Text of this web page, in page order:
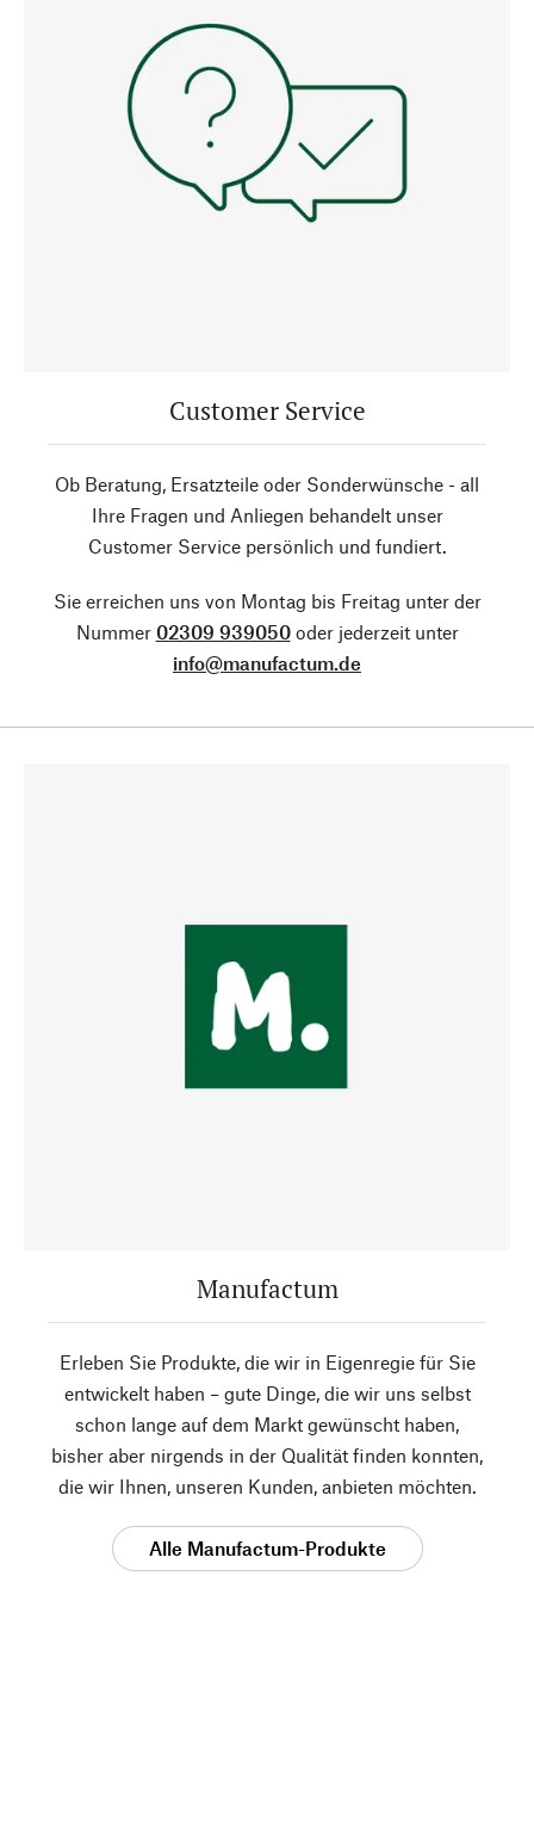
Customer Service
Ob Beratung, Ersatzteile oder Sonderwünsche - all
Ihre Fragen und Anliegen behandelt unser
Customer Service persönlich und fundiert.
Sie erreichen uns von Montag bis Freitag unter der
Nummer 02309 939050oder jederzeit unter
info@manufactum.de
Manufactum
Erleben Sie Produkte, die wir in Eigenregie für Sie
entwickelt haben – gute Dinge, die wir uns selbst
schon lange auf dem Markt gewünscht haben,
bisher aber nirgends in der Qualität finden konnten,
die wir Ihnen, unseren Kunden, anbieten möchten.
Alle Manufactum-Produkte